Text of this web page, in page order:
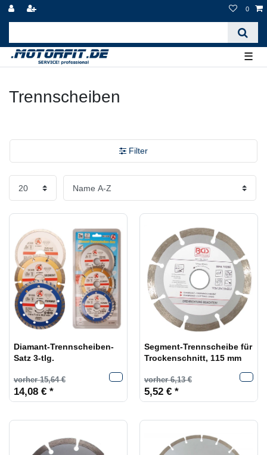
0
☰
Trennscheiben
Filter
Diamant-Trennscheiben-
Satz 3-tlg.
vorher 15,64 €
14,08 € *
Segment-Trennscheibe für
Trockenschnitt, 115 mm
vorher 6,13 €
5,52 € *